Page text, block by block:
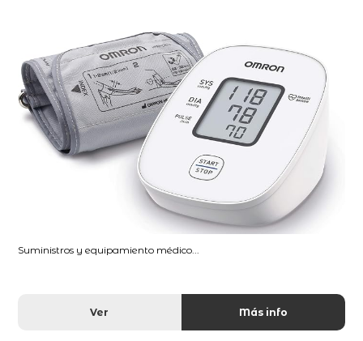
Suministros y equipamiento médico...
Ver Más info